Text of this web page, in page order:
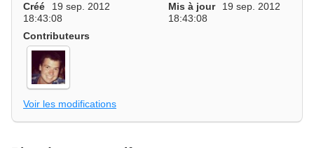
Créé
19 sep. 2012
18:43:08
Mis à jour
19 sep. 2012
18:43:08
Contributeurs
Voir les modifications